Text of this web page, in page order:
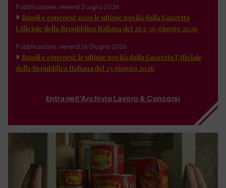
Pubblicazione: venerdì 3 Luglio 2026
Bandi e concorsi: ecco le ultime novità dalla Gazzetta
Ufficiale della Repubblica Italiana del 26 e 30 giugno 2026
Pubblicazione: venerdì 26 Giugno 2026
Bandi e concorsi: le ultime novità dalla Gazzetta Ufficiale
della Repubblica Italiana del 23 giugno 2026
Entra nell'Archivio Lavoro & Concorsi